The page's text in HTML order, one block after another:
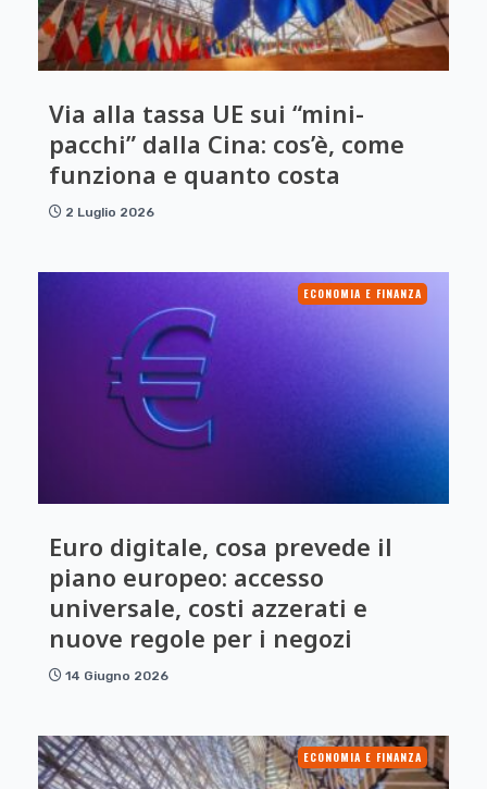
Via alla tassa UE sui “mini-
pacchi” dalla Cina: cos’è, come
funziona e quanto costa
2 Luglio 2026
ECONOMIA E FINANZA
Euro digitale, cosa prevede il
piano europeo: accesso
universale, costi azzerati e
nuove regole per i negozi
14 Giugno 2026
ECONOMIA E FINANZA